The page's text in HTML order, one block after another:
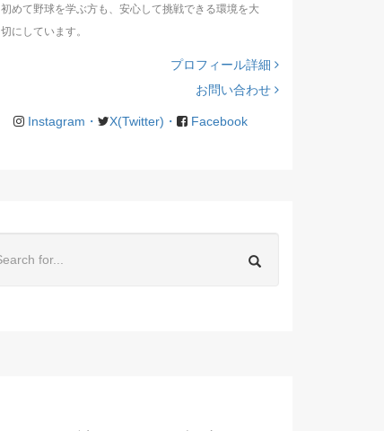
初めて野球を学ぶ方も、安心して挑戦できる環境を大
切にしています。
プロフィール詳細
お問い合わせ
Instagram・ X(Twitter)・ Facebook